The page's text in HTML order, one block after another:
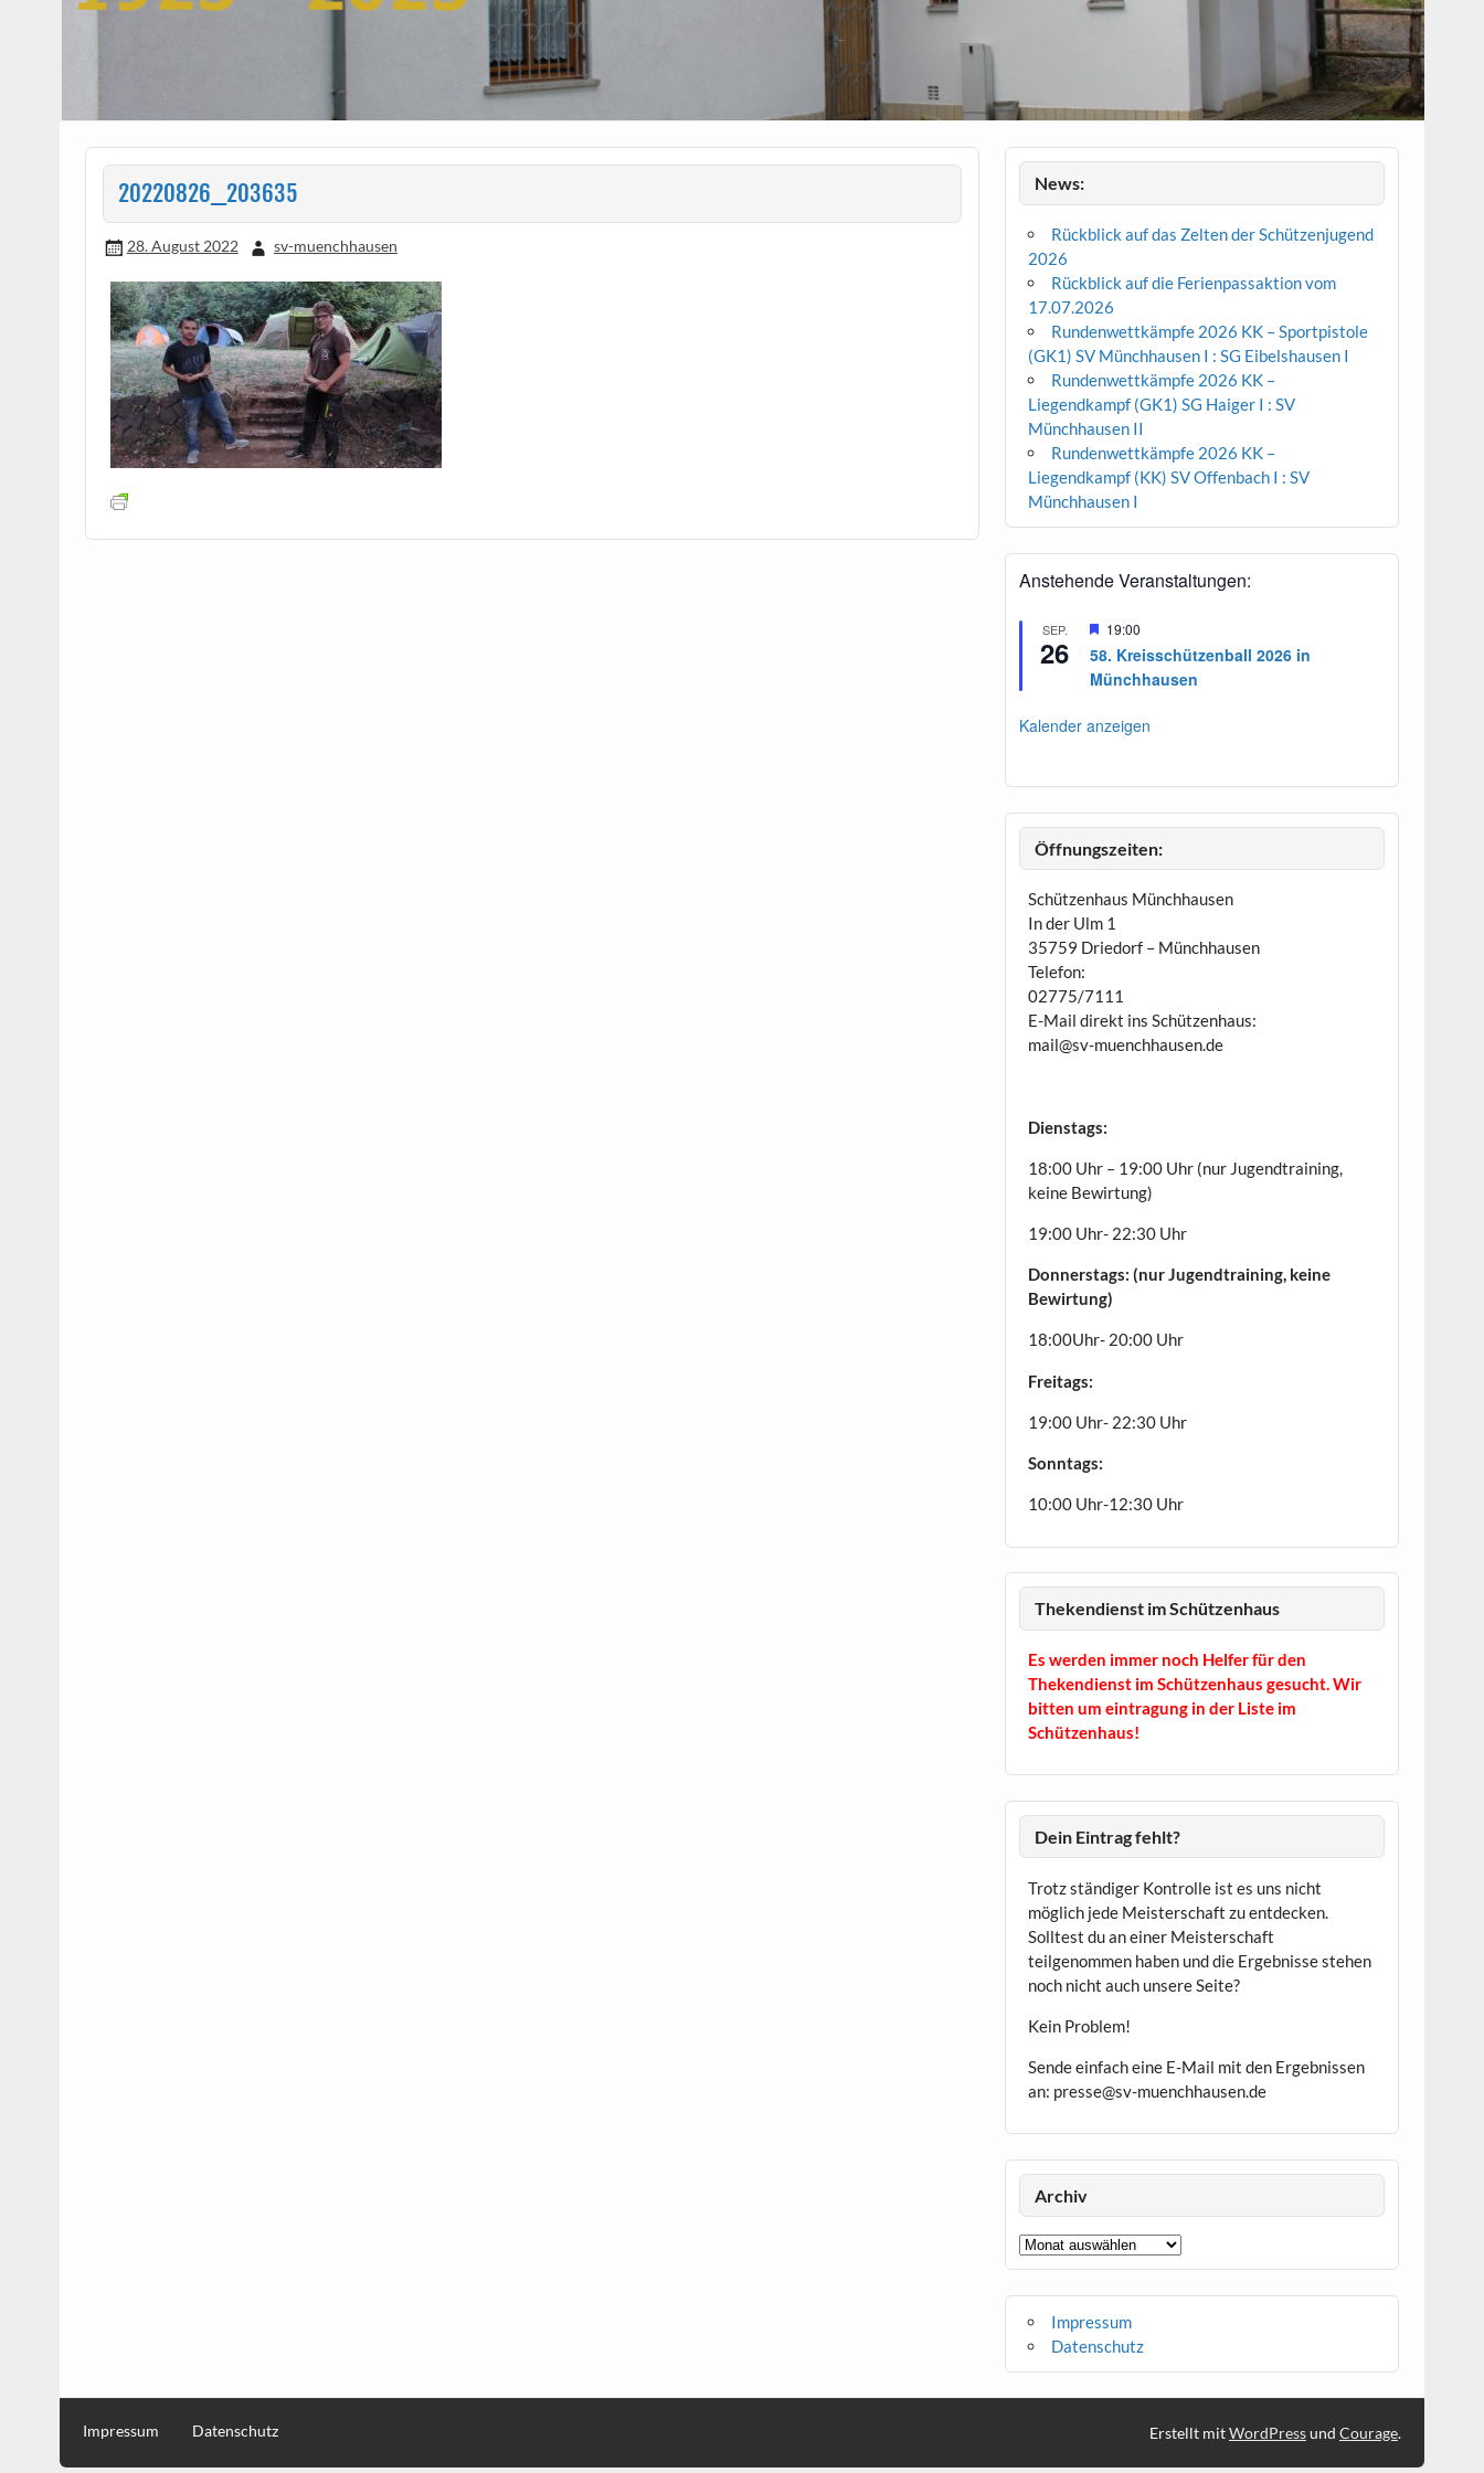
20220826_203635
28. August 2022 sv-muenchhausen
News:
Rückblick auf das Zelten der Schützenjugend
2026
Rückblick auf die Ferienpassaktion vom
17.07.2026
Rundenwettkämpfe 2026 KK – Sportpistole
(GK1) SV Münchhausen I : SG Eibelshausen I
Rundenwettkämpfe 2026 KK –
Liegendkampf (GK1) SG Haiger I : SV
Münchhausen II
Rundenwettkämpfe 2026 KK –
Liegendkampf (KK) SV Offenbach I : SV
Münchhausen I
Anstehende Veranstaltungen:
SEP.
26
H
r
v
g
o
19:00
58. Kreisschützenball 2026 in
Münchhausen
Kalender anzeigen
Öffnungszeiten:
Schützenhaus Münchhausen
In der Ulm 1
35759 Driedorf – Münchhausen
Telefon:
02775/7111
E-Mail direkt ins Schützenhaus:
mail@sv-muenchhausen.de
Dienstags:
18:00 Uhr – 19:00 Uhr (nur Jugendtraining,
keine Bewirtung)
19:00 Uhr- 22:30 Uhr
Donnerstags: (nur Jugendtraining, keine
Bewirtung)
18:00Uhr- 20:00 Uhr
Freitags:
19:00 Uhr- 22:30 Uhr
Sonntags:
10:00 Uhr-12:30 Uhr
Thekendienst im Schützenhaus
Es werden immer noch Helfer für den
Thekendienst im Schützenhaus gesucht. Wir
bitten um eintragung in der Liste im
Schützenhaus!
Dein Eintrag fehlt?
Trotz ständiger Kontrolle ist es uns nicht
möglich jede Meisterschaft zu entdecken.
Solltest du an einer Meisterschaft
teilgenommen haben und die Ergebnisse stehen
noch nicht auch unsere Seite?
Kein Problem!
Sende einfach eine E-Mail mit den Ergebnissen
an: presse@sv-muenchhausen.de
Archiv
Archiv
Impressum
Datenschutz
Impressum Datenschutz Erstellt mitWordPressund Courage.